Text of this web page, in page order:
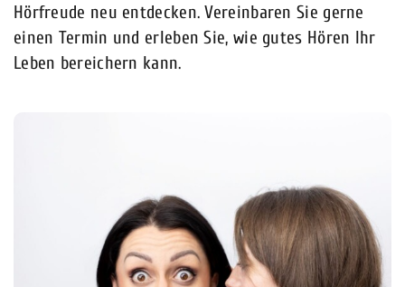
Hörfreude neu entdecken. Vereinbaren Sie gerne
einen Termin und erleben Sie, wie gutes Hören Ihr
Leben bereichern kann.